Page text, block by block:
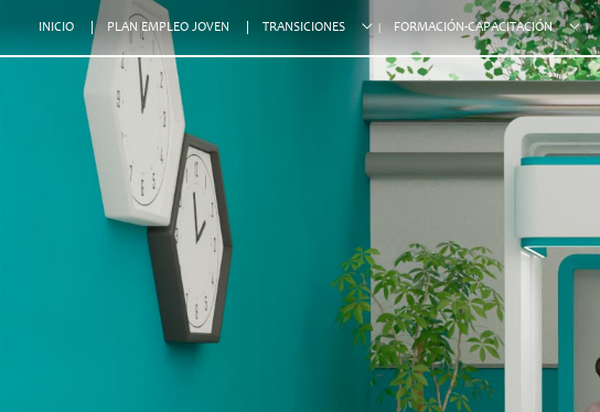
INICIO PLAN EMPLEO JOVEN TRANSICIONES FORMACIÓN-CAPACITACIÓN